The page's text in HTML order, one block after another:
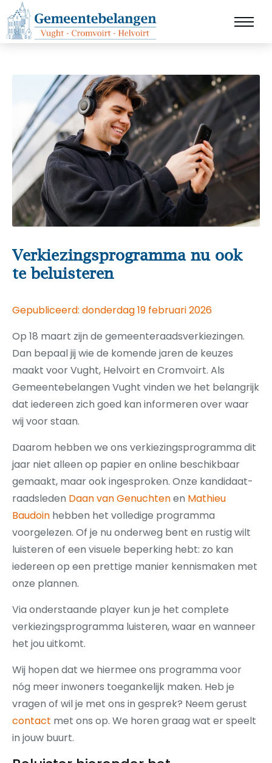
Verkiezingsprogramma nu ook
te beluisteren
Gepubliceerd: donderdag 19 februari 2026
Op 18 maart zijn de gemeenteraadsverkiezingen.
Dan bepaal jij wie de komende jaren de keuzes
maakt voor Vught, Helvoirt en Cromvoirt. Als
Gemeentebelangen Vught vinden we het belangrijk
dat iedereen zich goed kan informeren over waar
wij voor staan.
Daarom hebben we ons verkiezingsprogramma dit
jaar niet alleen op papier en online beschikbaar
gemaakt, maar ook ingesproken. Onze kandidaat-
raadsleden Daan van Genuchtenen Mathieu
Baudoin hebben het volledige programma
voorgelezen. Of je nu onderweg bent en rustig wilt
luisteren of een visuele beperking hebt: zo kan
iedereen op een prettige manier kennismaken met
onze plannen.
Via onderstaande player kun je het complete
verkiezingsprogramma luisteren, waar en wanneer
het jou uitkomt.
Wij hopen dat we hiermee ons programma voor
nóg meer inwoners toegankelijk maken. Heb je
vragen of wil je met ons in gesprek? Neem gerust
contact met ons op. We horen graag wat er speelt
in jouw buurt.